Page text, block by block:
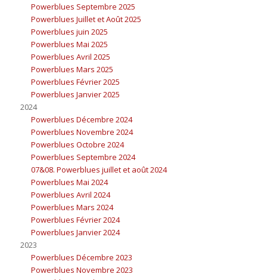
Powerblues Septembre 2025
Powerblues Juillet et Août 2025
Powerblues juin 2025
Powerblues Mai 2025
Powerblues Avril 2025
Powerblues Mars 2025
Powerblues Février 2025
Powerblues Janvier 2025
2024
Powerblues Décembre 2024
Powerblues Novembre 2024
Powerblues Octobre 2024
Powerblues Septembre 2024
07&08. Powerblues juillet et août 2024
Powerblues Mai 2024
Powerblues Avril 2024
Powerblues Mars 2024
Powerblues Février 2024
Powerblues Janvier 2024
2023
Powerblues Décembre 2023
Powerblues Novembre 2023